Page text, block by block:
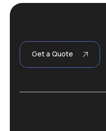
Get a Quote